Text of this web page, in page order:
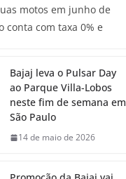
motos em junho de
conta com taxa 0% e
Bajaj leva o Pulsar Day
ao Parque Villa-Lobos
neste fim de semana em
São Paulo
14 de maio de 2026